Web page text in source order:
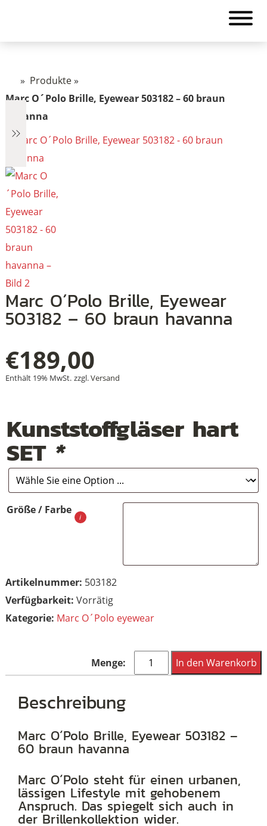
» Produkte»
Marc O´Polo Brille, Eyewear 503182 – 60 braun
havanna
Marc O´Polo Brille, Eyewear
503182 – 60 braun havanna
€189,00
Enthält 19% MwSt. zzgl.Versand
Kunststoffgläser hart
SET *
Größe / Farbe
Artikelnummer: 503182
Vorrätig
Kategorie: Marc O´Polo eyewear
Marc
O
Eyewear
60
braun
havanna
In den Warenkorb
Beschreibung
Marc O´Polo Brille, Eyewear 503182 –
60 braun havanna
Marc O´Polo steht für einen urbanen,
lässigen Lifestyle mit gehobenem
Anspruch. Das spiegelt sich auch in
der Brillenkollektion wider.
+
+
+